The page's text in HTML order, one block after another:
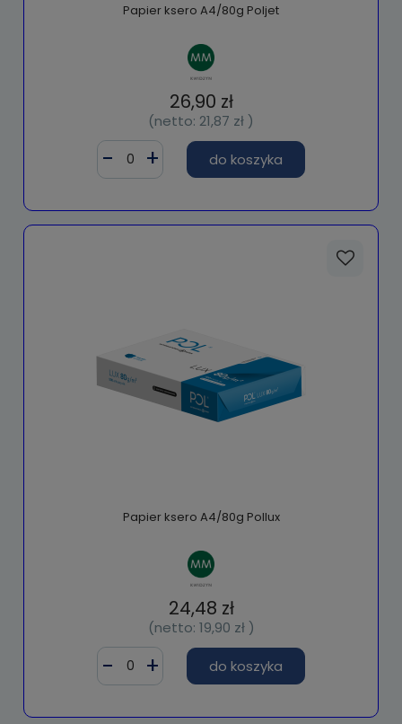
Papier ksero A4/80g Poljet
26,90 zł
(netto: 21,87 zł )
do koszyka
Papier ksero A4/80g Pollux
24,48 zł
(netto: 19,90 zł)
do koszyka